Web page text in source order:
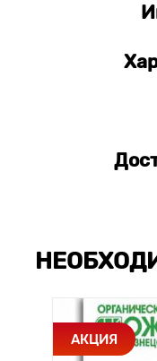
АКЦИЯ